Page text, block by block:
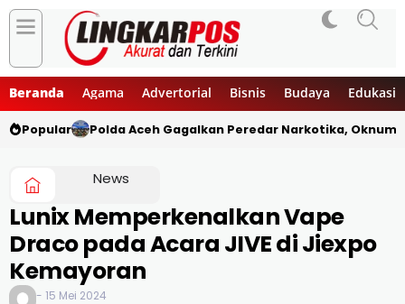
Beranda Agama Advertorial Bisnis Budaya Edukasi
Popular Polda Aceh Gagalkan Peredar Narkotika,
News
Lunix Memperkenalkan Vape
Draco pada Acara JIVE di Jiexpo
Kemayoran
- 15 Mei 2024